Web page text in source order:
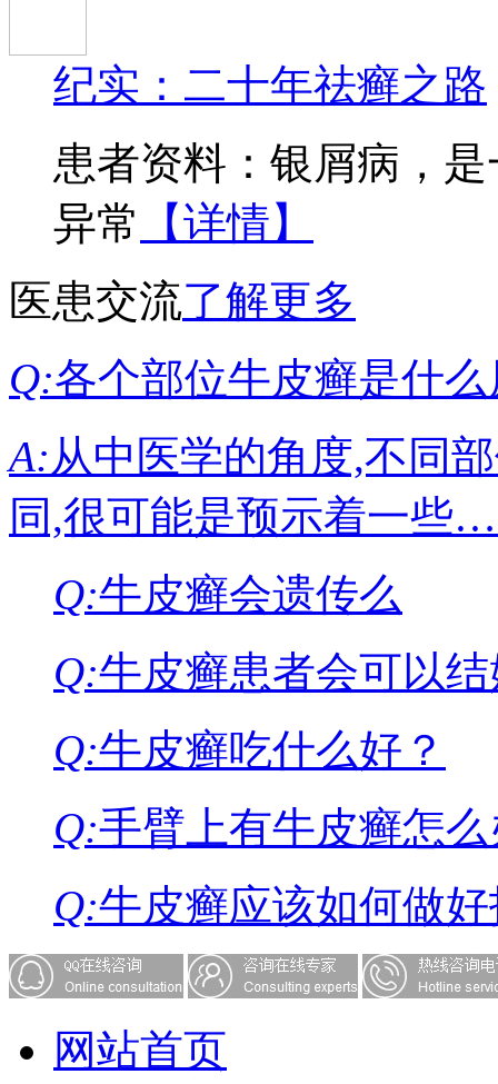
纪实：二十年祛癣之路
患者资料：银屑病，
异常
【详情】
医患交流了解更多
Q:各个部位牛皮癣是什
A:从中医学的角度,不同
同,很可能是预示着一
Q:牛皮癣会遗传么
Q:牛皮癣患者会可以
Q:牛皮癣吃什么好？
Q:手臂上有牛皮癣怎
Q:牛皮癣应该如何做
网站首页